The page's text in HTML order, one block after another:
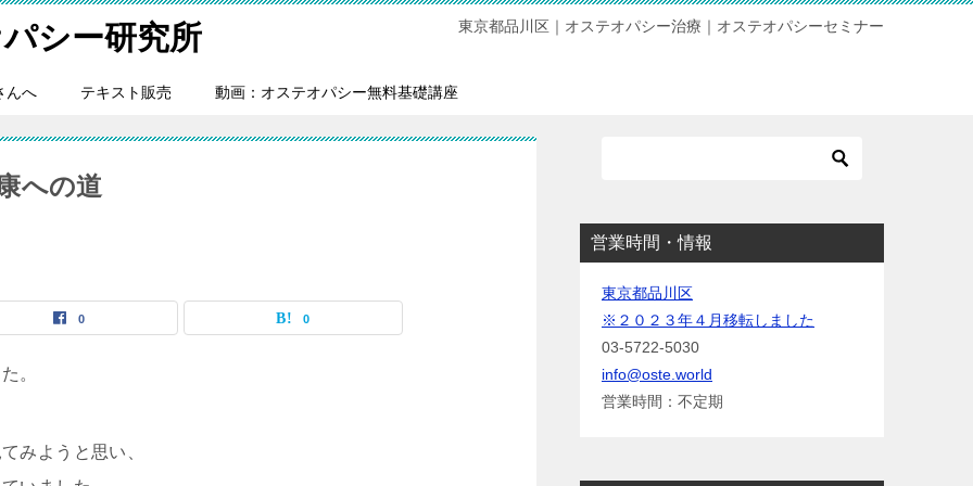
シー研究所 東京都品川区｜オステオパシー治療｜オステオパシーセミナー
んへ テキスト販売 動画：オステオパシー無料基礎講座
への道
0 0
。
みようと思い、
営業時間・情報
東京都品川区
※２０２３年４月移転しました
03-5722-5030
info@oste.world
営業時間：不定期